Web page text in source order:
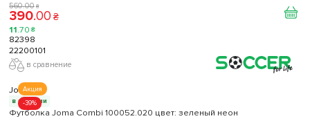
560.00 ₴
390.00 ₴
11.70 ₴
82398
22200101
в сравнение
Акция
-39%
Joma
в наличии
Футболка Joma Combi 100052.020 цвет: зеленый неон